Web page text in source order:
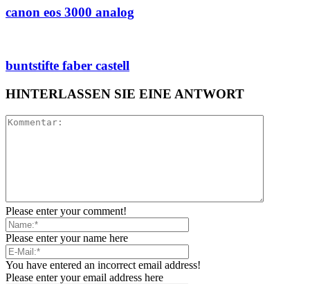
canon eos 3000 analog
buntstifte faber castell
HINTERLASSEN SIE EINE ANTWORT
Please enter your comment!
Please enter your name here
You have entered an incorrect email address!
Please enter your email address here